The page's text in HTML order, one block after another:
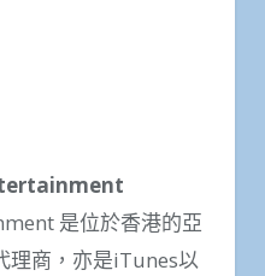
是位於香港的亞
理商，亦是iTunes以